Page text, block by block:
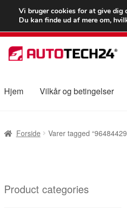
Spring
til
Spring
til
Hjem Vilkår og betingelser
Forside Varer tagged
Product categories
Vi bruger cookies for at give dig
Du kan finde ud af mere om,